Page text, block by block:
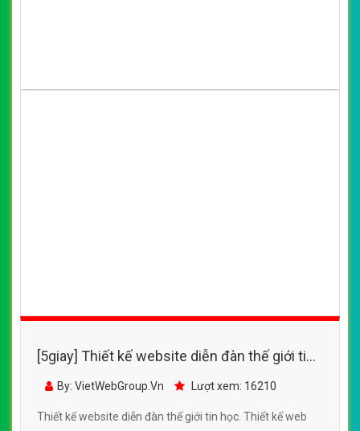
[5giay] Thiết kế website diễn đàn thế giới tin
học đẹp SEO tốt
By: VietWebGroup.Vn Lượt xem: 16210
Thiết kế website diễn đàn thế giới tin học. Thiết kế web